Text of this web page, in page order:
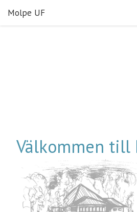
Molpe UF
Välkommen till